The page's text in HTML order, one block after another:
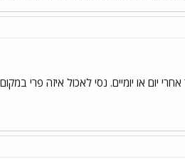
יום או יומיים. נסי לאכול איזה פרי